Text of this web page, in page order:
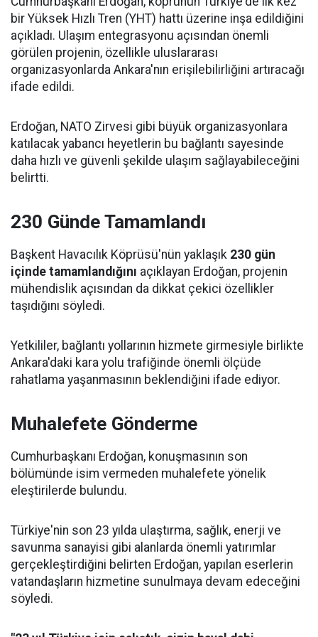
bir Yüksek Hızlı Tren (YHT) hattı üzerine inşa edildiğini
açıkladı. Ulaşım entegrasyonu açısından önemli
görülen projenin, özellikle uluslararası
organizasyonlarda Ankara'nın erişilebilirliğini artıracağı
ifade edildi.
Erdoğan, NATO Zirvesi gibi büyük organizasyonlara
katılacak yabancı heyetlerin bu bağlantı sayesinde
daha hızlı ve güvenli şekilde ulaşım sağlayabileceğini
belirtti.
230 Günde Tamamlandı
Başkent Havacılık Köprüsü'nün yaklaşık 230 gün
içinde tamamlandığını açıklayan Erdoğan, projenin
mühendislik açısından da dikkat çekici özellikler
taşıdığını söyledi.
Yetkililer, bağlantı yollarının hizmete girmesiyle birlikte
Ankara'daki kara yolu trafiğinde önemli ölçüde
rahatlama yaşanmasının beklendiğini ifade ediyor.
Muhalefete Gönderme
Cumhurbaşkanı Erdoğan, konuşmasının son
bölümünde isim vermeden muhalefete yönelik
eleştirilerde bulundu.
Türkiye'nin son 23 yılda ulaştırma, sağlık, enerji ve
savunma sanayisi gibi alanlarda önemli yatırımlar
gerçekleştirdiğini belirten Erdoğan, yapılan eserlerin
vatandaşların hizmetine sunulmaya devam edeceğini
söyledi.